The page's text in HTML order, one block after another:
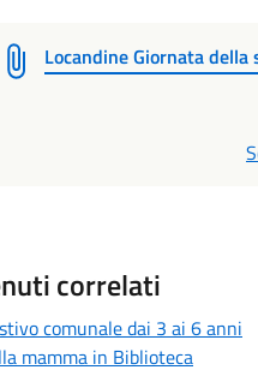
Locandine Giornata della
correlati
comunale dai 3 ai 6 anni
mamma in Biblioteca